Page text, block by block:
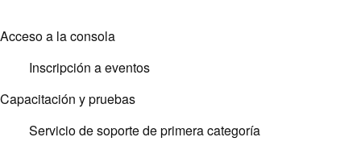
Acceso a la consola
Inscripción a eventos
Capacitación y pruebas
Servicio de soporte de primera categoría